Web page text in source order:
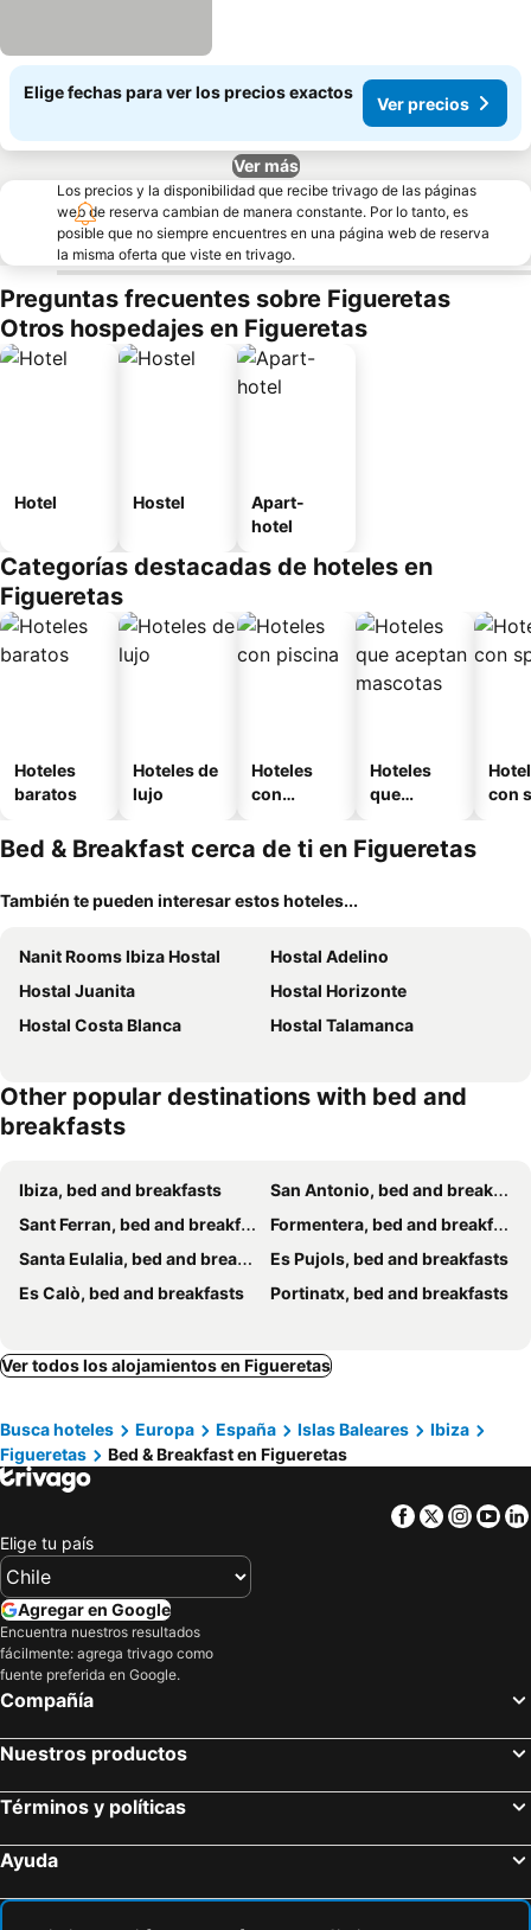
Elige fechas para ver los precios exactos
Ver precios
Ver más
Los precios y la disponibilidad que recibe trivago de las páginas
web de reserva cambian de manera constante. Por lo tanto, es
posible que no siempre encuentres en una página web de reserva
la misma oferta que viste en trivago.
Preguntas frecuentes sobre Figueretas
Otros hospedajes en Figueretas
Hotel Hostel
Apart-
hotel
Categorías destacadas de hoteles en
Figueretas
Hoteles
baratos
Hoteles de
lujo
Hoteles
con
Hoteles
que
mascotas
con
Bed & Breakfast cerca de ti en Figueretas
También te pueden interesar estos hoteles...
Nanit Rooms Ibiza Hostal
Hostal Adelino
Hostal Juanita
Hostal Horizonte
Hostal Costa Blanca
Hostal Talamanca
Other popular destinations with bed and
breakfasts
Ibiza, bed and breakfasts
San Antonio, bed and breakfasts
Sant Ferran, bed and breakfasts
Formentera, bed and breakfasts
Santa Eulalia, bed and breakfasts
Es Pujols, bed and breakfasts
Es Calò, bed and breakfasts
Portinatx, bed and breakfasts
Ver todos los alojamientos en Figueretas
Busca hoteles Europa España Islas Baleares
Ibiza
Figueretas
Bed & Breakfast en Figueretas
Facebook
Twitter
Elige tu país
Agregar en Google
Encuentra nuestros resultados
fácilmente: agrega trivago como
fuente preferida en Google.
Compañía
Nuestros productos
Términos y políticas
Ayuda